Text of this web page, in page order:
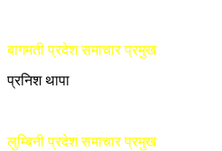
बागमती प्रदेश समाचार प्रमुख
प्रनिश थापा
लुम्बिनी प्रदेश समाचार प्रमुख